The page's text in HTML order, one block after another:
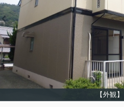
【外観】